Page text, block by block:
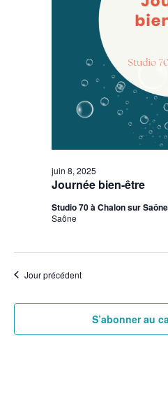
Journée bien-être
juin 8, 2025
Studio 70 à Chalon sur Saône
Saône
Jour précédent
S’abonner au